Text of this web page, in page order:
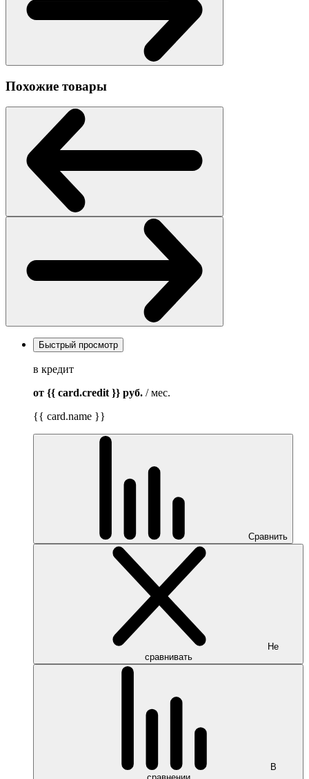
Похожие товары
Быстрый просмотр
в кредит
от {{ card.credit }} руб. / мес.
{{ card.name }}
Сравнить
Не
сравнивать
В